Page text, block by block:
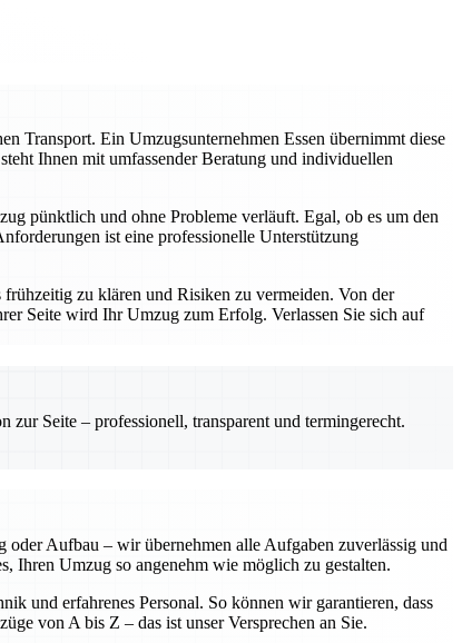
Transport. Ein Umzugsunternehmen Essen übernimmt diese
Ihnen mit umfassender Beratung und individuellen
pünktlich und ohne Probleme verläuft. Egal, ob es um den
ist eine professionelle Unterstützung
zu klären und Risiken zu vermeiden. Von der
Seite wird Ihr Umzug zum Erfolg. Verlassen Sie sich auf
zur Seite – professionell, transparent und termingerecht.
Aufbau – wir übernehmen alle Aufgaben zuverlässig und
Ihren Umzug so angenehm wie möglich zu gestalten.
und erfahrenes Personal. So können wir garantieren, dass
von A bis Z – das ist unser Versprechen an Sie.